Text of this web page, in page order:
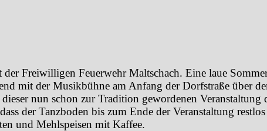
Freiwilligen Feuerwehr Maltschach. Eine laue
mit der Musikbühne am Anfang der Dorfstraße über
nun schon zur Tradition gewordenen
der Tanzboden bis zum Ende der Veranstaltung
und Mehlspeisen mit Kaffee.